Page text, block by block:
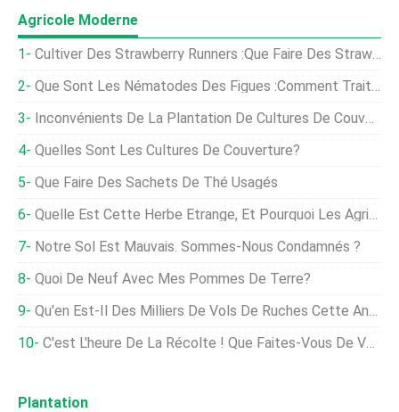
Agricole Moderne
Cultiver Des Strawberry Runners :que Faire Des Strawberry Runners
Que Sont Les Nématodes Des Figues :comment Traiter Les Figues Avec Les Nématodes À Galles
Inconvénients De La Plantation De Cultures De Couverture :quels Sont Les Inconvénients Des Cultures De Couverture
Quelles Sont Les Cultures De Couverture?
Que Faire Des Sachets De Thé Usagés
Quelle Est Cette Herbe Étrange, Et Pourquoi Les Agriculteurs Et Les Noix De Santé Sont-Ils Si Intéressés?
Notre Sol Est Mauvais. Sommes-Nous Condamnés ?
Quoi De Neuf Avec Mes Pommes De Terre?
Qu'en Est-Il Des Milliers De Vols De Ruches Cette Année ?
C'est L'heure De La Récolte ! Que Faites-Vous De Votre Récolte Locale ?
Plantation